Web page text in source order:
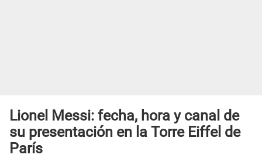
Lionel Messi: fecha, hora y canal de
su presentación en la Torre Eiffel de
París